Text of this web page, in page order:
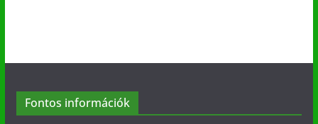
Fontos információk